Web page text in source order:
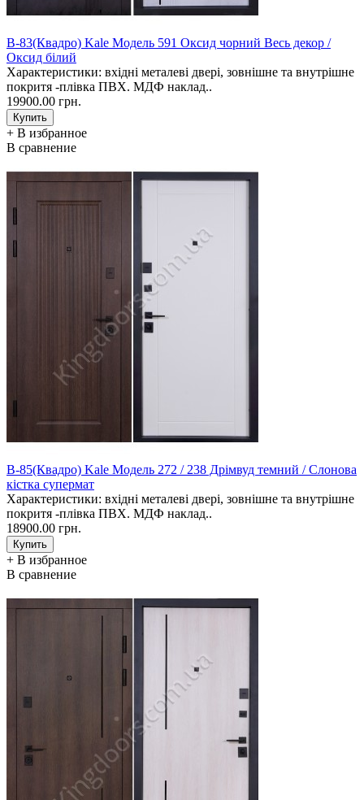
В-83(Квадро) Kale Модель 591 Оксид чорний Весь декор /
Оксид білий
Характеристики: вхідні металеві двері, зовнішне та внутрішне
покритя -плівка ПВХ. МДФ наклад..
19900.00 грн.
+ В избранное
В сравнение
В-85(Квадро) Kale Модель 272 / 238 Дрімвуд темний / Слонова
кістка супермат
Характеристики: вхідні металеві двері, зовнішне та внутрішне
покритя -плівка ПВХ. МДФ наклад..
18900.00 грн.
+ В избранное
В сравнение